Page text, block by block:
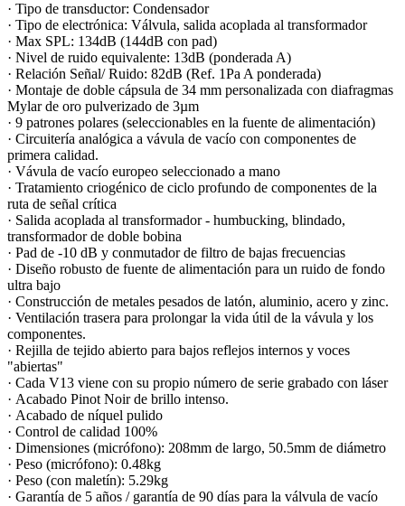
· Tipo de transductor: Condensador
· Tipo de electrónica: Válvula, salida acoplada al transformador
· Max SPL: 134dB (144dB con pad)
· Nivel de ruido equivalente: 13dB (ponderada A)
· Relación Señal/ Ruido: 82dB (Ref. 1Pa A ponderada)
· Montaje de doble cápsula de 34 mm personalizada con diafragmas
Mylar de oro pulverizado de 3µm
· 9 patrones polares (seleccionables en la fuente de alimentación)
· Circuitería analógica a vávula de vacío con componentes de
primera calidad.
· Vávula de vacío europeo seleccionado a mano
· Tratamiento criogénico de ciclo profundo de componentes de la
ruta de señal crítica
· Salida acoplada al transformador - humbucking, blindado,
transformador de doble bobina
· Pad de -10 dB y conmutador de filtro de bajas frecuencias
· Diseño robusto de fuente de alimentación para un ruido de fondo
ultra bajo
· Construcción de metales pesados de latón, aluminio, acero y zinc.
· Ventilación trasera para prolongar la vida útil de la vávula y los
componentes.
· Rejilla de tejido abierto para bajos reflejos internos y voces
"abiertas"
· Cada V13 viene con su propio número de serie grabado con láser
· Acabado Pinot Noir de brillo intenso.
· Acabado de níquel pulido
· Control de calidad 100%
· Dimensiones (micrófono): 208mm de largo, 50.5mm de diámetro
· Peso (micrófono): 0.48kg
· Peso (con maletín): 5.29kg
· Garantía de 5 años / garantía de 90 días para la válvula de vacío